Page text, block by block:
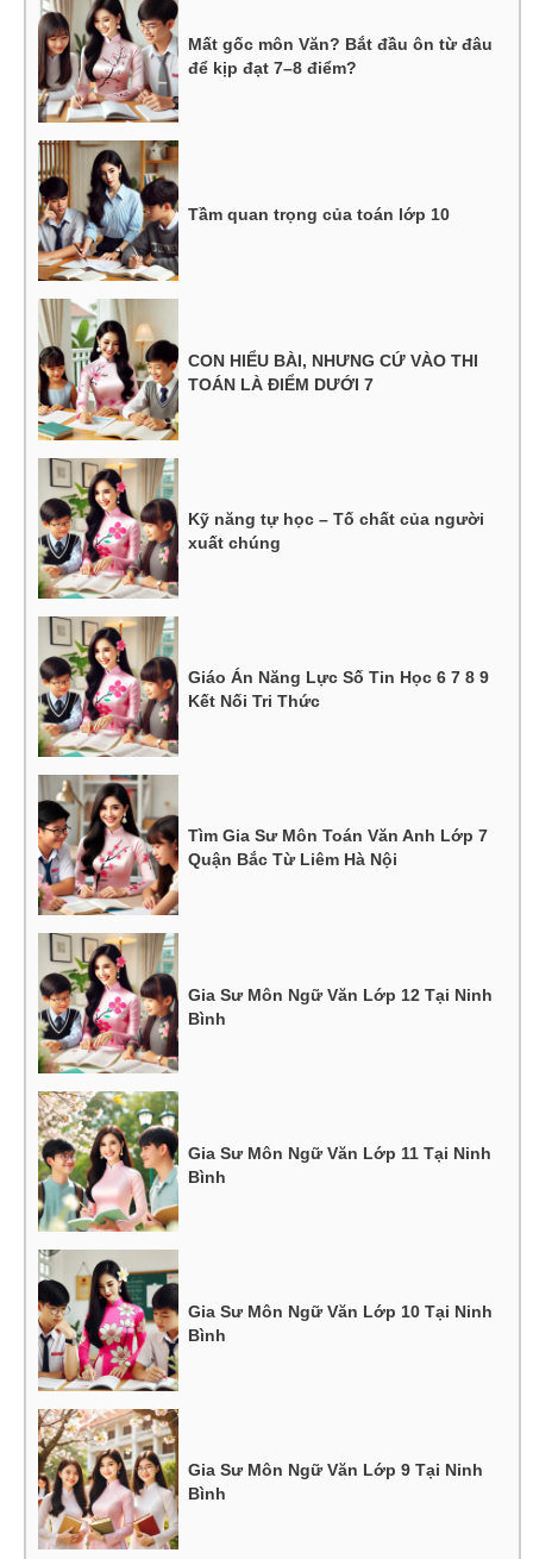
Mất gốc môn Văn? Bắt đầu ôn từ đâu
để kịp đạt 7–8 điểm?
Tầm quan trọng của toán lớp 10
CON HIỂU BÀI, NHƯNG CỨ VÀO THI
TOÁN LÀ ĐIỂM DƯỚI 7
Kỹ năng tự học – Tố chất của người
xuất chúng
Giáo Án Năng Lực Số Tin Học 6 7 8 9
Kết Nối Tri Thức
Tìm Gia Sư Môn Toán Văn Anh Lớp 7
Quận Bắc Từ Liêm Hà Nội
Gia Sư Môn Ngữ Văn Lớp 12 Tại Ninh
Bình
Gia Sư Môn Ngữ Văn Lớp 11 Tại Ninh
Bình
Gia Sư Môn Ngữ Văn Lớp 10 Tại Ninh
Bình
Gia Sư Môn Ngữ Văn Lớp 9 Tại Ninh
Bình